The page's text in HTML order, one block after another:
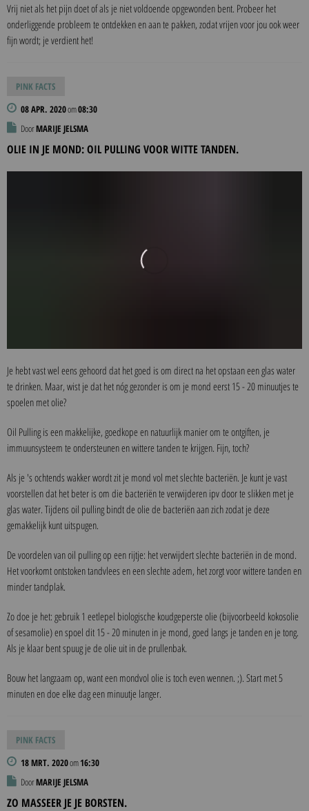
Vrij niet als het pijn doet of als je niet voldoende opgewonden bent. Probeer het
onderliggende probleem te ontdekken en aan te pakken, zodat vrijen voor jou ook weer
fijn wordt; je verdient het!
PINK FACTS
08 APR. 2020om08:30
DoorMARIJE JELSMA
OLIE IN JE MOND: OIL PULLING VOOR WITTE TANDEN.
Je hebt vast wel eens gehoord dat het goed is om direct na het opstaan een glas water
te drinken. Maar, wist je dat het nóg gezonder is om je mond eerst 15 - 20 minuutjes te
spoelen met olie?
Oil Pulling is een makkelijke, goedkope en natuurlijk manier om te ontgiften, je
immuunsysteem te ondersteunen en wittere tanden te krijgen. Fijn, toch?
Als je 's ochtends wakker wordt zit je mond vol met slechte bacteriën. Je kunt je vast
voorstellen dat het beter is om die bacteriën te verwijderen ipv door te slikken met je
glas water. Tijdens oil pulling bindt de olie de bacteriën aan zich zodat je deze
gemakkelijk kunt uitspugen.
De voordelen van oil pulling op een rijtje: het verwijdert slechte bacteriën in de mond.
Het voorkomt ontstoken tandvlees en een slechte adem, het zorgt voor wittere tanden en
minder tandplak.
Zo doe je het: gebruik 1 eetlepel biologische koudgeperste olie (bijvoorbeeld kokosolie
of sesamolie) en spoel dit 15 - 20 minuten in je mond, goed langs je tanden en je tong.
Als je klaar bent spuug je de olie uit in de prullenbak.
Bouw het langzaam op, want een mondvol olie is toch even wennen. ;). Start met 5
minuten en doe elke dag een minuutje langer.
PINK FACTS
18 MRT. 2020om16:30
DoorMARIJE JELSMA
ZO MASSEER JE JE BORSTEN.